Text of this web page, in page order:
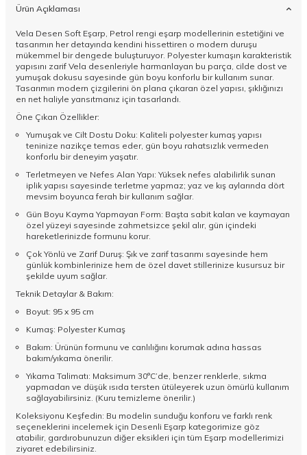
Ürün Açıklaması
Vela Desen Soft Eşarp, Petrol rengi eşarp modellerinin estetiğini ve
tasarımın her detayında kendini hissettiren o modern duruşu
mükemmel bir dengede buluşturuyor. Polyester kumaşın karakteristik
yapısını zarif Vela desenleriyle harmanlayan bu parça, cilde dost ve
yumuşak dokusu sayesinde gün boyu konforlu bir kullanım sunar.
Tasarımın modern çizgilerini ön plana çıkaran özel yapısı, şıklığınızı
en net haliyle yansıtmanız için tasarlandı.
Öne Çıkan Özellikler:
Yumuşak ve Cilt Dostu Doku: Kaliteli polyester kumaş yapısı
teninize nazikçe temas eder, gün boyu rahatsızlık vermeden
konforlu bir deneyim yaşatır.
Terletmeyen ve Nefes Alan Yapı: Yüksek nefes alabilirlik sunan
iplik yapısı sayesinde terletme yapmaz; yaz ve kış aylarında dört
mevsim boyunca ferah bir kullanım sağlar.
Gün Boyu Kayma Yapmayan Form: Başta sabit kalan ve kaymayan
özel yüzeyi sayesinde zahmetsizce şekil alır, gün içindeki
hareketlerinizde formunu korur.
Çok Yönlü ve Zarif Duruş: Şık ve zarif tasarımı sayesinde hem
günlük kombinlerinize hem de özel davet stillerinize kusursuz bir
şekilde uyum sağlar.
Teknik Detaylar & Bakım:
Boyut: 95 x 95 cm
Kumaş: Polyester Kumaş
Bakım: Ürünün formunu ve canlılığını korumak adına hassas
bakım/yıkama önerilir.
Yıkama Talimatı: Maksimum 30°C’de, benzer renklerle, sıkma
yapmadan ve düşük ısıda tersten ütüleyerek uzun ömürlü kullanım
sağlayabilirsiniz. (Kuru temizleme önerilir.)
Koleksiyonu Keşfedin: Bu modelin sunduğu konforu ve farklı renk
seçeneklerini incelemek için Desenli Eşarp kategorimize göz
atabilir, gardırobunuzun diğer eksikleri için tüm Eşarp modellerimizi
ziyaret edebilirsiniz.